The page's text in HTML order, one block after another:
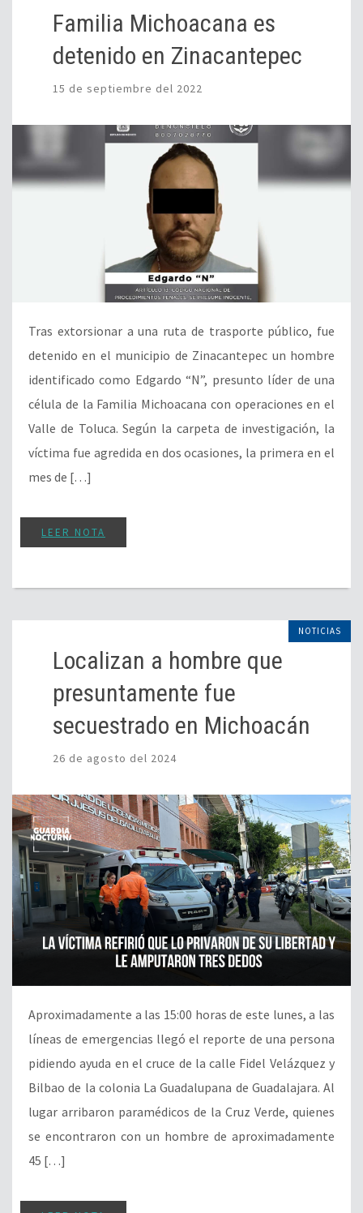
Familia Michoacana es
detenido en Zinacantepec
15 de septiembre del 2022
Tras extorsionar a una ruta de trasporte público, fue
detenido en el municipio de Zinacantepec un hombre
identificado como Edgardo “N”, presunto líder de una
célula de la Familia Michoacana con operaciones en el
Valle de Toluca. Según la carpeta de investigación, la
víctima fue agredida en dos ocasiones, la primera en el
mes de […]
LEER NOTA
NOTICIAS
Localizan a hombre que
presuntamente fue
secuestrado en Michoacán
26 de agosto del 2024
Aproximadamente a las 15:00 horas de este lunes, a las
líneas de emergencias llegó el reporte de una persona
pidiendo ayuda en el cruce de la calle Fidel Velázquez y
Bilbao de la colonia La Guadalupana de Guadalajara. Al
lugar arribaron paramédicos de la Cruz Verde, quienes
se encontraron con un hombre de aproximadamente
45 […]